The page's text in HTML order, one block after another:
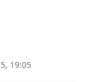
19:05